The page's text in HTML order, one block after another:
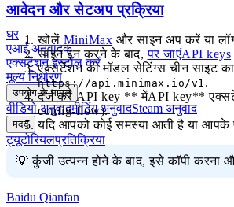
घर
एआई अनुवादक
एक्सटेंशन इंस्टॉल करें
मूल्य निर्धारण
उपयोग के मामले
वीडियो अनुवादमीटिंग अनुवादSteam अनुवाद
मदद
ट्यूटोरियलप्रतिक्रिया
आवेदन और सेटअप प्रक्रिया
खोलें MiniMax और साइन अप करें या
साइन इन करने के बाद,पर जाएंAPI keys
एक्सटेंशन की मॉडल सेटिंग्स चीन साइट
https://api.minimax.io/v1 .
दर्ज करें API key ** मेंAPI key**
config-flow).
यदि आपको कोई समस्या आती है या
💡 कुंजी उत्पन्न होने के बाद, इसे कॉपी करना
Baidu Qianfan